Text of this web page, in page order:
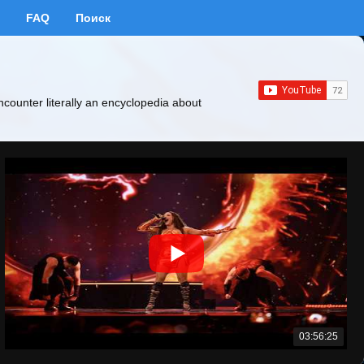
FAQ Поиск
literally an encyclopedia about
03:56:25